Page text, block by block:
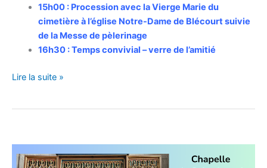
15h00 : Procession avec la Vierge Marie du
cimetière à l’église Notre-Dame de Blécourt suivie
de la Messe de pèlerinage
16h30 : Temps convivial – verre de l’amitié
Lire la suite »